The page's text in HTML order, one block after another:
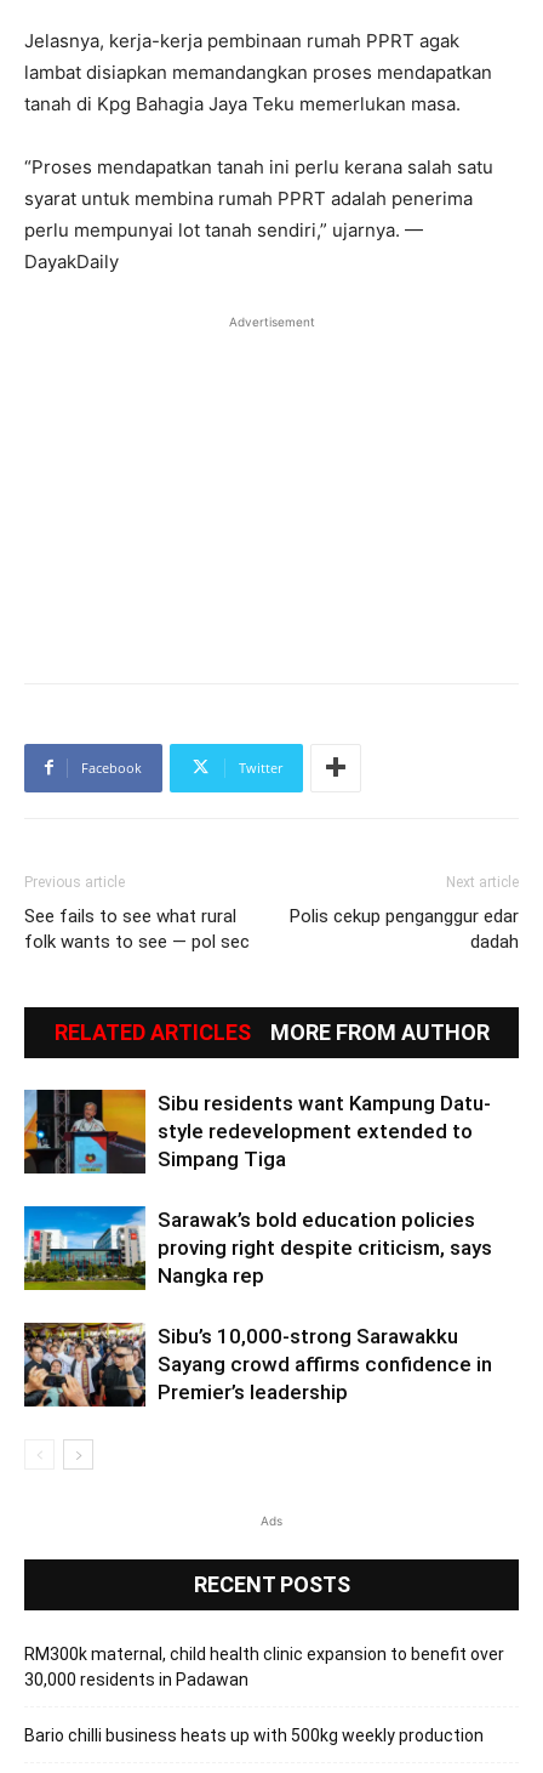
Jelasnya, kerja-kerja pembinaan rumah PPRT agak
lambat disiapkan memandangkan proses mendapatkan
tanah di Kpg Bahagia Jaya Teku memerlukan masa.
“Proses mendapatkan tanah ini perlu kerana salah satu
syarat untuk membina rumah PPRT adalah penerima
perlu mempunyai lot tanah sendiri,” ujarnya. —
DayakDaily
Advertisement
Facebook Twitter
Previous article
See fails to see what rural
folk wants to see — pol sec
Next article
Polis cekup penganggur edar
dadah
RELATED ARTICLES MORE FROM AUTHOR
Sibu residents want Kampung Datu-
style redevelopment extended to
Simpang Tiga
Sarawak’s bold education policies
proving right despite criticism, says
Nangka rep
Sibu’s 10,000-strong Sarawakku
Sayang crowd affirms confidence in
Premier’s leadership
Ads
RECENT POSTS
RM300k maternal, child health clinic expansion to benefit over
30,000 residents in Padawan
Bario chilli business heats up with 500kg weekly production